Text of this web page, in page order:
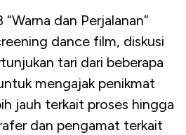
dan Perjalanan”
dance film, diskusi
tari dari beberapa
mengajak penikmat
jauh terkait proses hingga
dan pengamat terkait